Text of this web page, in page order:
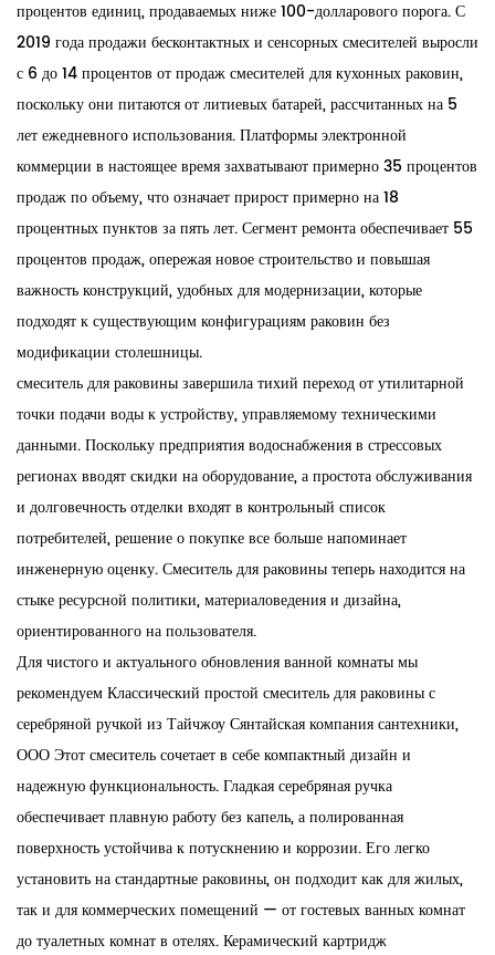
процентов единиц, продаваемых ниже 100-долларового порога. С
2019 года продажи бесконтактных и сенсорных смесителей выросли
с 6 до 14 процентов от продаж смесителей для кухонных раковин,
поскольку они питаются от литиевых батарей, рассчитанных на 5
лет ежедневного использования. Платформы электронной
коммерции в настоящее время захватывают примерно 35 процентов
продаж по объему, что означает прирост примерно на 18
процентных пунктов за пять лет. Сегмент ремонта обеспечивает 55
процентов продаж, опережая новое строительство и повышая
важность конструкций, удобных для модернизации, которые
подходят к существующим конфигурациям раковин без
модификации столешницы.
смеситель для раковинызавершила тихий переход от утилитарной
точки подачи воды к устройству, управляемому техническими
данными. Поскольку предприятия водоснабжения в стрессовых
регионах вводят скидки на оборудование, а простота обслуживания
и долговечность отделки входят в контрольный список
потребителей, решение о покупке все больше напоминает
инженерную оценку. Смеситель для раковины теперь находится на
стыке ресурсной политики, материаловедения и дизайна,
ориентированного на пользователя.
Для чистого и актуального обновления ванной комнаты мы
рекомендуемКлассический простой смеситель для раковины с
серебряной ручкой из Тайчжоу Сянтайская компания сантехники,
ОООЭтот смеситель сочетает в себе компактный дизайн и
надежную функциональность. Гладкая серебряная ручка
обеспечивает плавную работу без капель, а полированная
поверхность устойчива к потускнению и коррозии. Его легко
установить на стандартные раковины, он подходит как для жилых,
так и для коммерческих помещений — от гостевых ванных комнат
до туалетных комнат в отелях. Керамический картридж